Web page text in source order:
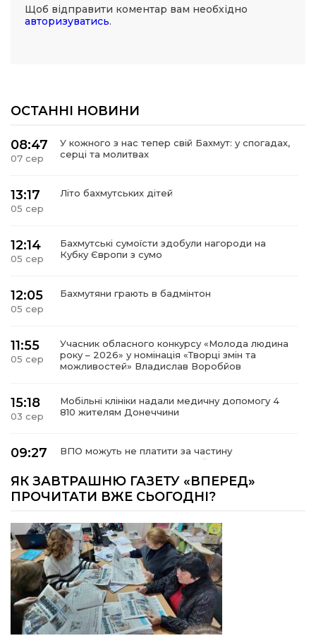
Щоб відправити коментар вам необхідно
авторизуватись.
ОСТАННІ НОВИНИ
08:47
07 сер
У кожного з нас тепер свій Бахмут: у спогадах,
серці та молитвах
13:17
05 сер
Літо бахмутських дітей
12:14
05 сер
Бахмутські сумоїсти здобули нагороди на
Кубку Європи з сумо
12:05
05 сер
Бахмутяни грають в бадмінтон
11:55
05 сер
Учасник обласного конкурсу «Молода людина
року – 2026» у номінація «Творці змін та
можливостей» Владислав Воробйов
15:18
03 сер
Мобільні клініки надали медичну допомогу 4
810 жителям Донеччини
09:27
ВПО можуть не платити за частину
комунальних послуг: про що йдеться
14:12
Досі ВПО? Юристка розповіла, коли
внутрішньо переміщеної особи
14:04
01 сер
Учасниця обласного конкурсу «Молода
людина року – 2026» у номінації «Пульс життя»
Аліна Кулик
15:58
31 лип
Літо в Жовтих Водах
ЯК ЗАВТРАШНЮ ГАЗЕТУ «ВПЕРЕД»
ПРОЧИТАТИ ВЖЕ СЬОГОДНІ?